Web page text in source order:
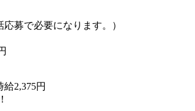
募で必要になります。）
2,375円